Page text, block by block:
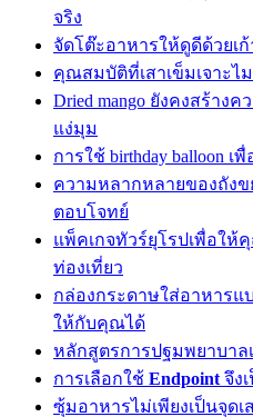
จริง
จัดโต๊ะอาหารให้ดูดีด้วยเ
คุณสมบัติที่เสาเข็มเจาะไ
Dried mango ยังคงสร้าง
แง่มุม
การใช้ birthday balloon
ความหลากหลายของถัง
ตอบโจทย์
แพ็คเกจทัวร์ยุโรปเพื่อใ
ท่องเที่ยว
กล่องกระดาษใส่อาหารแ
ให้กับคุณได้
หลักสูตรการปฐมพยาบาล
การเลือกใช้ Endpoint จึง
ซุ้มอาหารไม่เพียงเป็นจุด